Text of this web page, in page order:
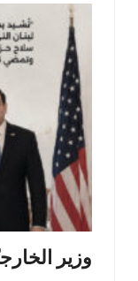
وزير